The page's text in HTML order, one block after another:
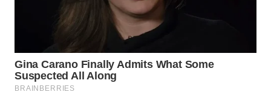
WN
LANGKAT